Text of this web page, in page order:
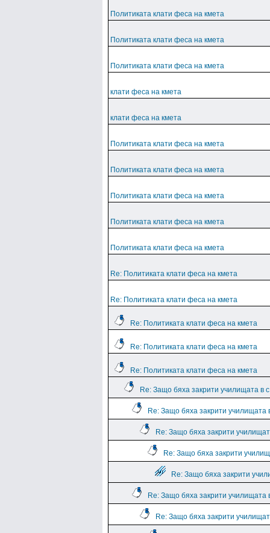
Политиката клати феса на кмета
Политиката клати феса на кмета
Политиката клати феса на кмета
клати феса на кмета
клати феса на кмета
Политиката клати феса на кмета
Политиката клати феса на кмета
Политиката клати феса на кмета
Политиката клати феса на кмета
Политиката клати феса на кмета
Re: Политиката клати феса на кмета
Re: Политиката клати феса на кмета
Re: Политиката клати феса на кмета
Re: Политиката клати феса на кмета
Re: Политиката клати феса на кмета
Re: Защо бяха закрити училищата в
Re: Защо бяха закрити
Re: Защо бяха закрити
Re: Защо бяха закрити
Re: Защо бяха закрити
Re: Защо бяха закрити
Re: Защо бяха закрити